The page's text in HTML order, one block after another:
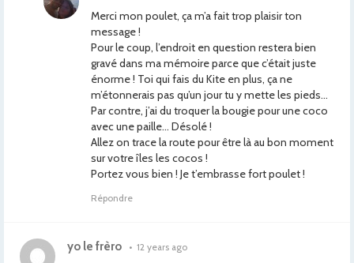
Merci mon poulet, ça m’a fait trop plaisir ton
message !
Pour le coup, l’endroit en question restera bien
gravé dans ma mémoire parce que c’était juste
énorme ! Toi qui fais du Kite en plus, ça ne
m’étonnerais pas qu’un jour tu y mette les pieds…
Par contre, j’ai du troquer la bougie pour une coco
avec une paille… Désolé !
Allez on trace la route pour être là au bon moment
sur votre îles les cocos !
Portez vous bien ! Je t’embrasse fort poulet !
Répondre
yo le frèro • 12 years ago